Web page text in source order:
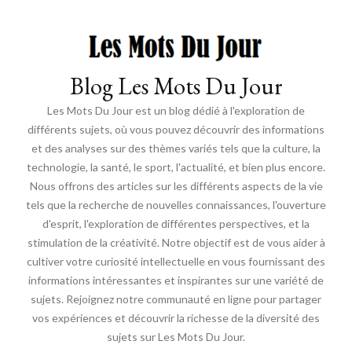
Blog Les Mots Du Jour
Les Mots Du Jour est un blog dédié à l'exploration de
différents sujets, où vous pouvez découvrir des informations
et des analyses sur des thèmes variés tels que la culture, la
technologie, la santé, le sport, l'actualité, et bien plus encore.
Nous offrons des articles sur les différents aspects de la vie
tels que la recherche de nouvelles connaissances, l'ouverture
d'esprit, l'exploration de différentes perspectives, et la
stimulation de la créativité. Notre objectif est de vous aider à
cultiver votre curiosité intellectuelle en vous fournissant des
informations intéressantes et inspirantes sur une variété de
sujets. Rejoignez notre communauté en ligne pour partager
vos expériences et découvrir la richesse de la diversité des
sujets sur Les Mots Du Jour.